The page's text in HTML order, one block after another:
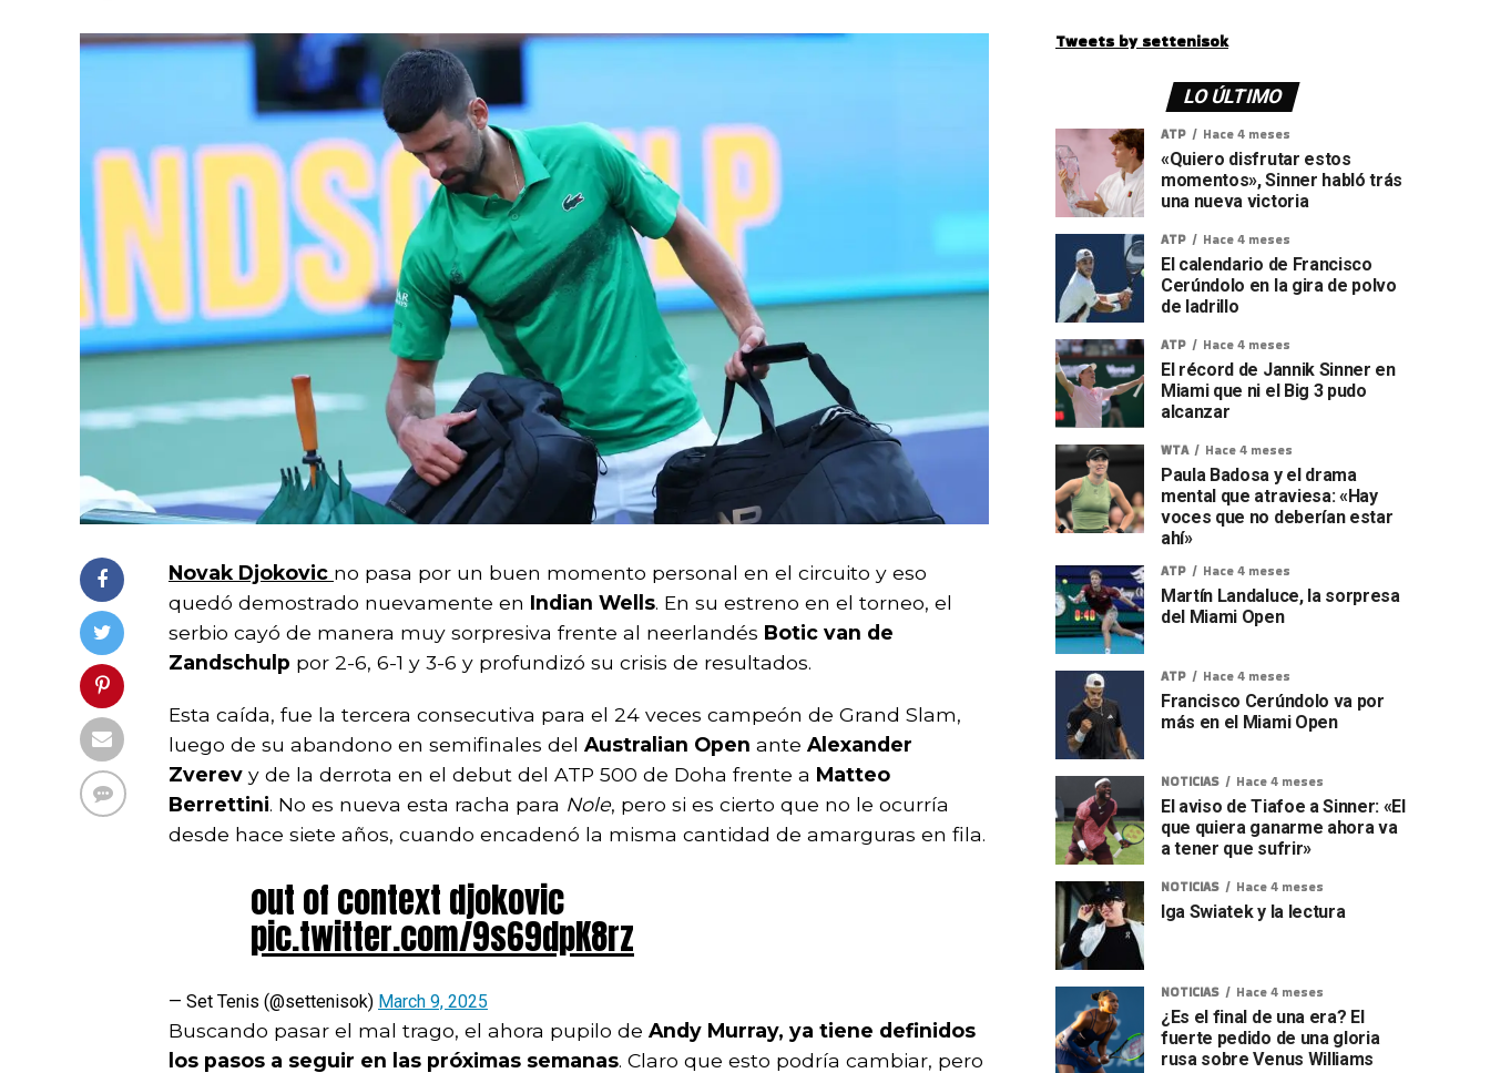
Novak Djokovic no pasa por un buen momento personal en el circuito y eso
quedó demostrado nuevamente en Indian Wells. En su estreno en el torneo, el
serbio cayó de manera muy sorpresiva frente al neerlandés Botic van de
Zandschulp por 2-6, 6-1 y 3-6 y profundizó su crisis de resultados.
Esta caída, fue la tercera consecutiva para el 24 veces campeón de Grand Slam,
luego de su abandono en semifinales del Australian Open ante Alexander
Zverev y de la derrota en el debut del ATP 500 de Doha frente a Matteo
Berrettini. No es nueva esta racha para Nole, pero si es cierto que no le ocurría
desde hace siete años, cuando encadenó la misma cantidad de amarguras en fila.
out of context djokovic
pic.twitter.com/9s69dpK8rz
— Set Tenis (@settenisok) March 9, 2025
Buscando pasar el mal trago, el ahora pupilo de Andy Murray, ya tiene definidos
los pasos a seguir en las próximas semanas. Claro que esto podría cambiar, pero
Tweets by settenisok
LO ÚLTIMO
ATP Hace 4 meses
«Quiero disfrutar estos
momentos», Sinner habló trás
una nueva victoria
ATP Hace 4 meses
El calendario de Francisco
Cerúndolo en la gira de polvo
de ladrillo
ATP Hace 4 meses
El récord de Jannik Sinner en
Miami que ni el Big 3 pudo
alcanzar
WTA Hace 4 meses
Paula Badosa y el drama
mental que atraviesa: «Hay
voces que no deberían estar
ahí»
ATP Hace 4 meses
Martín Landaluce, la sorpresa
del Miami Open
ATP Hace 4 meses
Francisco Cerúndolo va por
más en el Miami Open
NOTICIAS Hace 4 meses
El aviso de Tiafoe a Sinner: «El
que quiera ganarme ahora va
a tener que sufrir»
NOTICIAS Hace 4 meses
Iga Swiatek y la lectura
NOTICIAS Hace 4 meses
¿Es el final de una era? El
fuerte pedido de una gloria
rusa sobre Venus Williams